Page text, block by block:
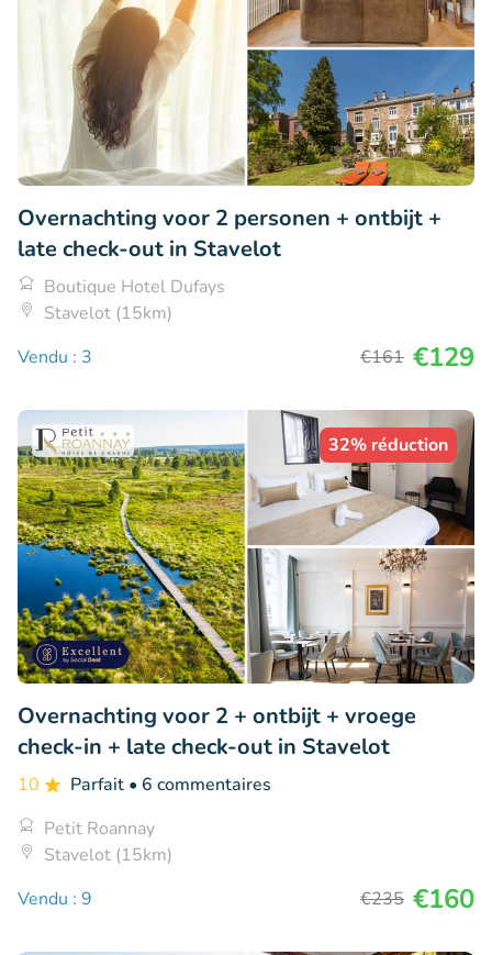
Overnachting voor 2 personen + ontbijt +
late check-out in Stavelot
Boutique Hotel Dufays
Stavelot (15km)
Vendu : 3
€161 €129
32% réduction
Overnachting voor 2 + ontbijt + vroege
check-in + late check-out in Stavelot
10 Parfait • 6 commentaires
Petit Roannay
Stavelot (15km)
Vendu : 9
€235 €160